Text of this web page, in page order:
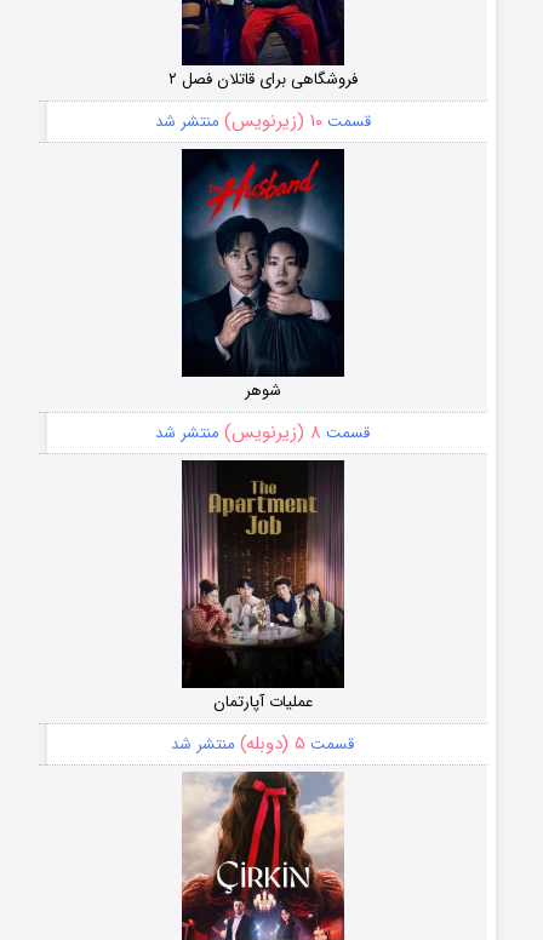
فروشگاهی برای قاتلان فصل ۲
قسمت۱۰ (زیرنویس) منتشر شد
شوهر
قسمت ۸ (زیرنویس) منتشر شد
عملیات آپارتمان
قسمت ۵ (دوبله) منتشر شد